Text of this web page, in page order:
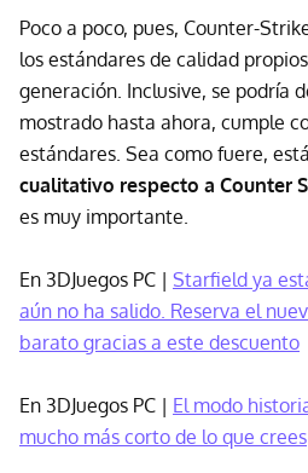
Poco a poco, pues, Counter-
los estándares de calidad
generación. Inclusive, se podría
mostrado hasta ahora, cumple
estándares. Sea como fuere,
cualitativo respecto a Counter
es muy importante.
En 3DJuegos PC | Starfield ya
aún no ha salido. Reserva el
barato gracias a este descuento
En 3DJuegos PC | El modo
mucho más corto de lo que crees